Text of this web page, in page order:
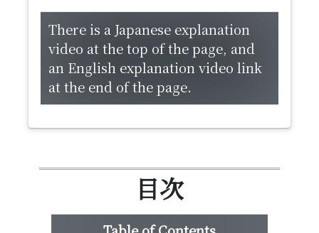
There is a Japanese explanation
video at the top of the page, and
an English explanation video link
at the end of the page.
目次